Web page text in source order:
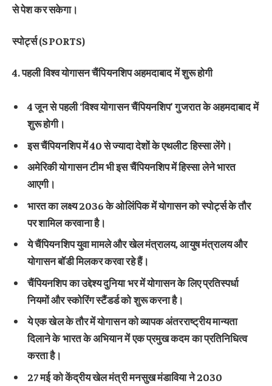
से पेश कर सकेगा।
स्पोर्ट्स (SPORTS)
4. पहली विश्व योगासन चैंपियनशिप अहमदाबाद में शुरू होगी
4 जून से पहली ‘विश्व योगासन चैंपियनशिप’ गुजरात के अहमदाबाद में
शुरू होगी।
इस चैंपियनशिप में 40 से ज्यादा देशों के एथलीट हिस्सा लेंगे।
अमेरिकी योगासन टीम भी इस चैंपियनशिप में हिस्सा लेने भारत
आएगी।
भारत का लक्ष्य 2036 के ओलिंपिक में योगासन को स्पोर्ट्स के तौर
पर शामिल करवाना है।
ये चैंपियनशिप युवा मामले और खेल मंत्रालय, आयुष मंत्रालय और
योगासन बॉडी मिलकर करवा रहे हैं।
चैंपियनशिप का उद्देश्य दुनिया भर में योगासन के लिए प्रतिस्पर्धा
नियमों और स्कोरिंग स्टैंडर्ड को शुरू करना है।
ये एक खेल के तौर में योगासन को व्यापक अंतरराष्ट्रीय मान्यता
दिलाने के भारत के अभियान में एक प्रमुख कदम का प्रतिनिधित्व
करता है।
27 मई को केंद्रीय खेल मंत्री मनसुख मंडाविया ने 2030